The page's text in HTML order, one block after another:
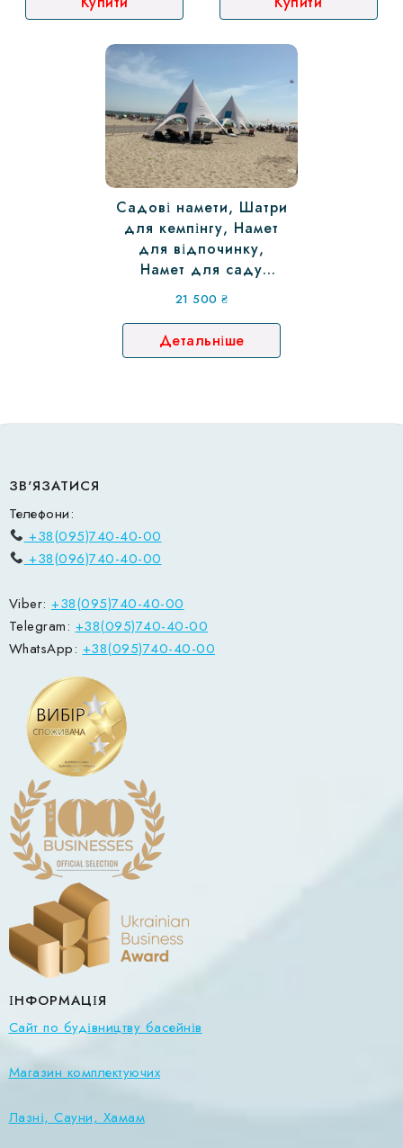
Садові намети, Шатри
для кемпінгу, Намет
для відпочинку,
Намет для саду
10,4х6,0 м (Садовий
21 500 ₴
Детальніше
ЗВ'ЯЗАТИСЯ
Телефони:
+38(095)740-40-00
+38(096)740-40-00
Viber: +38(095)740-40-00
Telegram: +38(095)740-40-00
WhatsApp: +38(095)740-40-00
ІНФОРМАЦІЯ
Сайт по будівництву басейнів
Магазин комплектуючих
Лазні, Сауни, Хамам